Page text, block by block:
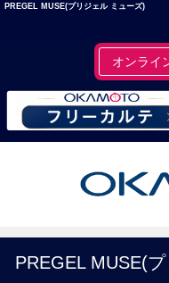
PREGEL MUSE(プリジェル ミューズ)
オンライ
PREGEL MUSE(